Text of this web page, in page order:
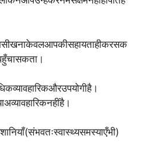
सीखनाकेवलआपकीसहायताहीकरसक
सकता।
व्यावहारिकऔरउपयोगीहै।
अव्यावहारिकनहींहै।
(संभवतःस्वास्थ्यसमस्याएँभी)